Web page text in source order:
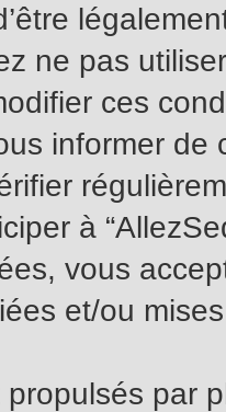
ne pas
ces
informer
à
vous
et/ou
par